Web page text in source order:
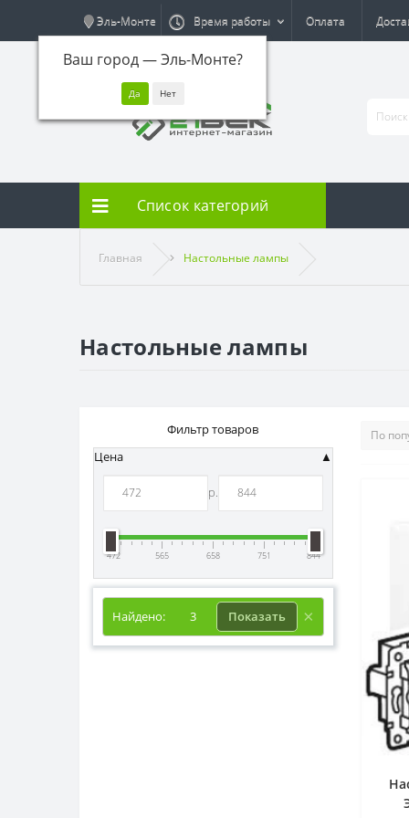
Эль-Монте
Ваш город —Эль-Монте?
Время работы Оплата
Список категорий
Главная Настольные лампы
Настольные лампы
Фильтр товаров
Цена
р.
472 565 658 751 844
Найдено: 3 Показать